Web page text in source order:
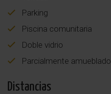
Parking
Piscina comunitaria
Doble vidrio
Parcialmente amueblado
Distancias